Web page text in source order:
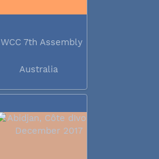
WCC 7th Assembly
Australia